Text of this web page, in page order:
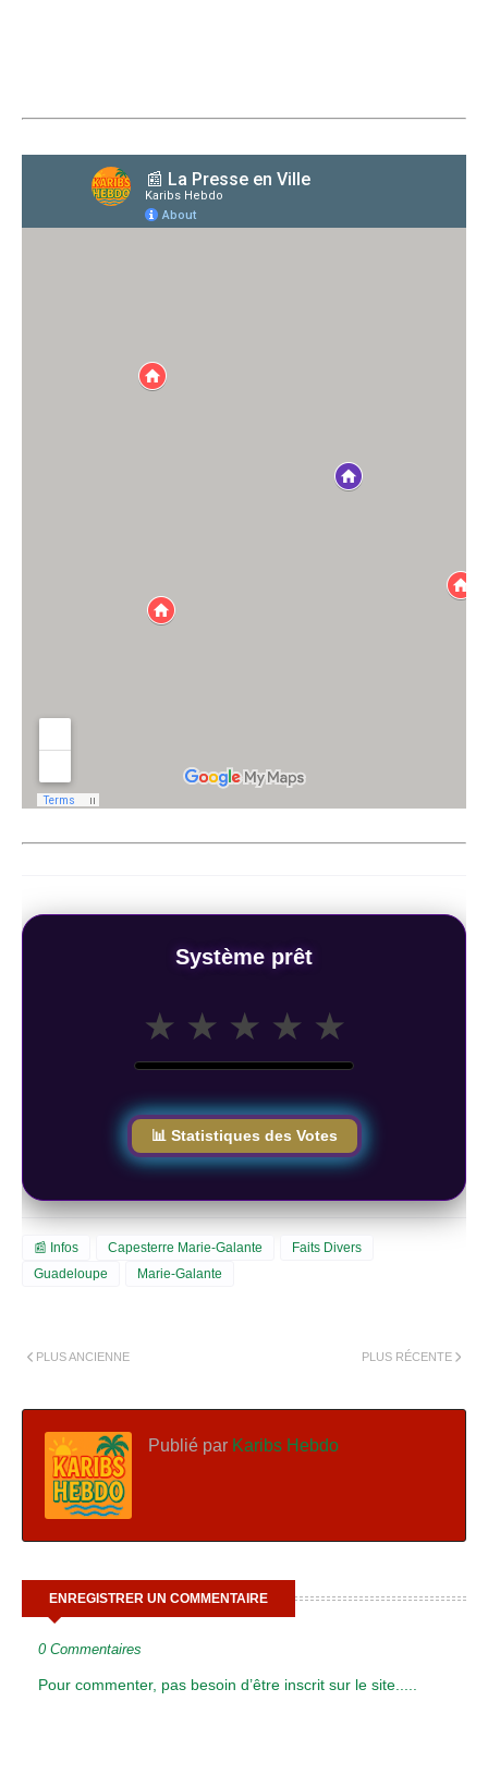
Système prêt
★ ★ ★ ★ ★
📊 Statistiques des Votes
📰 Infos Capesterre Marie-Galante
Faits Divers
Guadeloupe
Marie-Galante
PLUS RÉCENTE
PLUS ANCIENNE
Publié par Karibs Hebdo
ENREGISTRER UN COMMENTAIRE
0 Commentaires
Pour commenter, pas besoin d’être inscrit sur le site.....